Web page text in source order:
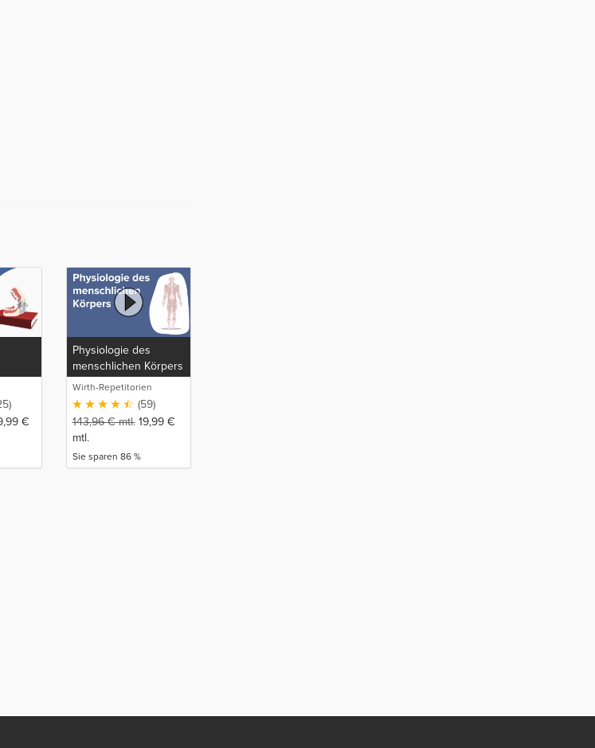
€
Physiologie des
menschlichen Körpers
Wirth-Repetitorien
(59)
143,96€mtl. 19,99 €
mtl.
Sie sparen 86 %